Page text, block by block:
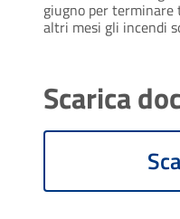
giugno per
altri mesi gli incendi
Scarica